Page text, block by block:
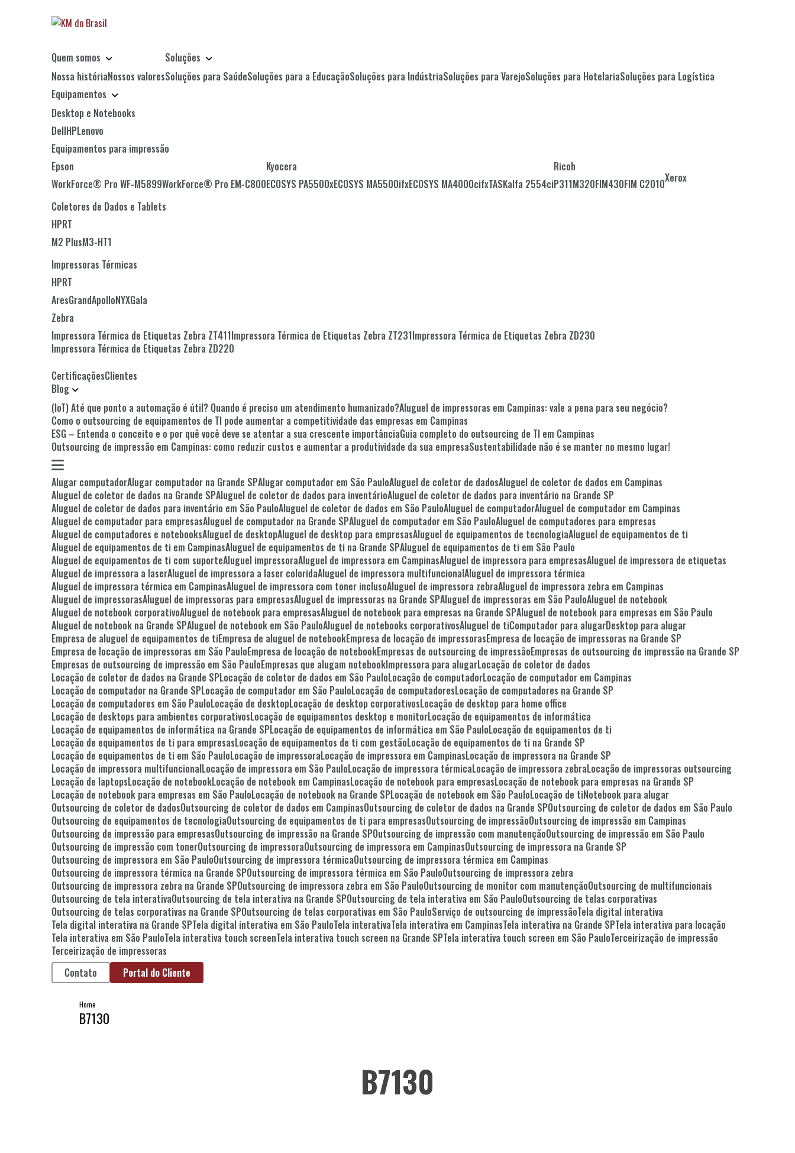
Quem somos
Nossa história Nossos valores
Soluções
Soluções para Saúde Soluções para a Educação Soluções para Indústria Soluções para Varejo Soluções para Hotelaria Soluções para Logística
Equipamentos
Desktop e Notebooks
Dell HP Lenovo
Equipamentos para impressão
Epson
WorkForce® Pro WF-M5899 WorkForce® Pro EM-C800
Kyocera
ECOSYS PA5500x ECOSYS MA5500ifx ECOSYS MA4000cifx TASKalfa 2554ci
Ricoh
P311 M320F IM430F IM C2010 Xerox
Coletores de Dados e Tablets
HPRT
M2 Plus M3-H T1
Impressoras Térmicas
HPRT
Ares Grand Apollo NYX Gala
Zebra
Impressora Térmica de Etiquetas Zebra ZT411 Impressora Térmica de Etiquetas Zebra ZT231 Impressora Térmica de Etiquetas Zebra ZD230
Impressora Térmica de Etiquetas Zebra ZD220
Certificações Clientes
Blog
(IoT) Até que ponto a automação é útil? Quando é preciso um atendimento humanizado? Aluguel de impressoras em Campinas: vale a pena para seu negócio?
Como o outsourcing de equipamentos de TI pode aumentar a competitividade das empresas em Campinas
ESG – Entenda o conceito e o por quê você deve se atentar a sua crescente importância Guia completo do outsourcing de TI em Campinas
Outsourcing de impressão em Campinas: como reduzir custos e aumentar a produtividade da sua empresa Sustentabilidade não é se manter no mesmo lugar!
Alugar computador Alugar computador na Grande SP Alugar computador em São Paulo Aluguel de coletor de dados Aluguel de coletor de dados em Campinas
Aluguel de coletor de dados na Grande SP Aluguel de coletor de dados para inventário Aluguel de coletor de dados para inventário na Grande SP
Aluguel de coletor de dados para inventário em São Paulo Aluguel de coletor de dados em São Paulo Aluguel de computador Aluguel de computador em Campinas
Aluguel de computador para empresas Aluguel de computador na Grande SP Aluguel de computador em São Paulo Aluguel de computadores para empresas
Aluguel de computadores e notebooks Aluguel de desktop Aluguel de desktop para empresas Aluguel de equipamentos de tecnologia Aluguel de equipamentos de ti
Aluguel de equipamentos de ti em Campinas Aluguel de equipamentos de ti na Grande SP Aluguel de equipamentos de ti em São Paulo
Aluguel de equipamentos de ti com suporte Aluguel impressora Aluguel de impressora em Campinas Aluguel de impressora para empresas Aluguel de impressora de etiquetas
Aluguel de impressora a laser Aluguel de impressora a laser colorida Aluguel de impressora multifuncional Aluguel de impressora térmica
Aluguel de impressora térmica em Campinas Aluguel de impressora com toner incluso Aluguel de impressora zebra Aluguel de impressora zebra em Campinas
Aluguel de impressoras Aluguel de impressoras para empresas Aluguel de impressoras na Grande SP Aluguel de impressoras em São Paulo Aluguel de notebook
Aluguel de notebook corporativo Aluguel de notebook para empresas Aluguel de notebook para empresas na Grande SP Aluguel de notebook para empresas em São Paulo
Aluguel de notebook na Grande SP Aluguel de notebook em São Paulo Aluguel de notebooks corporativos Aluguel de ti Computador para alugar Desktop para alugar
Empresa de aluguel de equipamentos de ti Empresa de aluguel de notebook Empresa de locação de impressoras Empresa de locação de impressoras na Grande SP
Empresa de locação de impressoras em São Paulo Empresa de locação de notebook Empresas de outsourcing de impressão Empresas de outsourcing de impressão na Grande SP
Empresas de outsourcing de impressão em São Paulo Empresas que alugam notebook Impressora para alugar Locação de coletor de dados
Locação de coletor de dados na Grande SP Locação de coletor de dados em São Paulo Locação de computador Locação de computador em Campinas
Locação de computador na Grande SP Locação de computador em São Paulo Locação de computadores Locação de computadores na Grande SP
Locação de computadores em São Paulo Locação de desktop Locação de desktop corporativos Locação de desktop para home office
Locação de desktops para ambientes corporativos Locação de equipamentos desktop e monitor Locação de equipamentos de informática
Locação de equipamentos de informática na Grande SP Locação de equipamentos de informática em São Paulo Locação de equipamentos de ti
Locação de equipamentos de ti para empresas Locação de equipamentos de ti com gestão Locação de equipamentos de ti na Grande SP
Locação de equipamentos de ti em São Paulo Locação de impressora Locação de impressora em Campinas Locação de impressora na Grande SP
Locação de impressora multifuncional Locação de impressora em São Paulo Locação de impressora térmica Locação de impressora zebra Locação de impressoras outsourcing
Locação de laptops Locação de notebook Locação de notebook em Campinas Locação de notebook para empresas Locação de notebook para empresas na Grande SP
Locação de notebook para empresas em São Paulo Locação de notebook na Grande SP Locação de notebook em São Paulo Locação de ti Notebook para alugar
Outsourcing de coletor de dados Outsourcing de coletor de dados em Campinas Outsourcing de coletor de dados na Grande SP Outsourcing de coletor de dados em São Paulo
Outsourcing de equipamentos de tecnologia Outsourcing de equipamentos de ti para empresas Outsourcing de impressão Outsourcing de impressão em Campinas
Outsourcing de impressão para empresas Outsourcing de impressão na Grande SP Outsourcing de impressão com manutenção Outsourcing de impressão em São Paulo
Outsourcing de impressão com toner Outsourcing de impressora Outsourcing de impressora em Campinas Outsourcing de impressora na Grande SP
Outsourcing de impressora em São Paulo Outsourcing de impressora térmica Outsourcing de impressora térmica em Campinas
Outsourcing de impressora térmica na Grande SP Outsourcing de impressora térmica em São Paulo Outsourcing de impressora zebra
Outsourcing de impressora zebra na Grande SP Outsourcing de impressora zebra em São Paulo Outsourcing de monitor com manutenção Outsourcing de multifuncionais
Outsourcing de tela interativa Outsourcing de tela interativa na Grande SP Outsourcing de tela interativa em São Paulo Outsourcing de telas corporativas
Outsourcing de telas corporativas na Grande SP Outsourcing de telas corporativas em São Paulo Serviço de outsourcing de impressão Tela digital interativa
Tela digital interativa na Grande SP Tela digital interativa em São Paulo Tela interativa Tela interativa em Campinas Tela interativa na Grande SP Tela interativa para locação
Tela interativa em São Paulo Tela interativa touch screen Tela interativa touch screen na Grande SP Tela interativa touch screen em São Paulo Terceirização de impressão
Terceirização de impressoras
Contato
Portal do Cliente
Home
B7130
B7130